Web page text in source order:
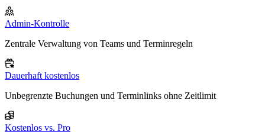
Admin-Kontrolle
Zentrale Verwaltung von Teams und Terminregeln
Dauerhaft kostenlos
Unbegrenzte Buchungen und Terminlinks ohne Zeitlimit
Kostenlos vs. Pro